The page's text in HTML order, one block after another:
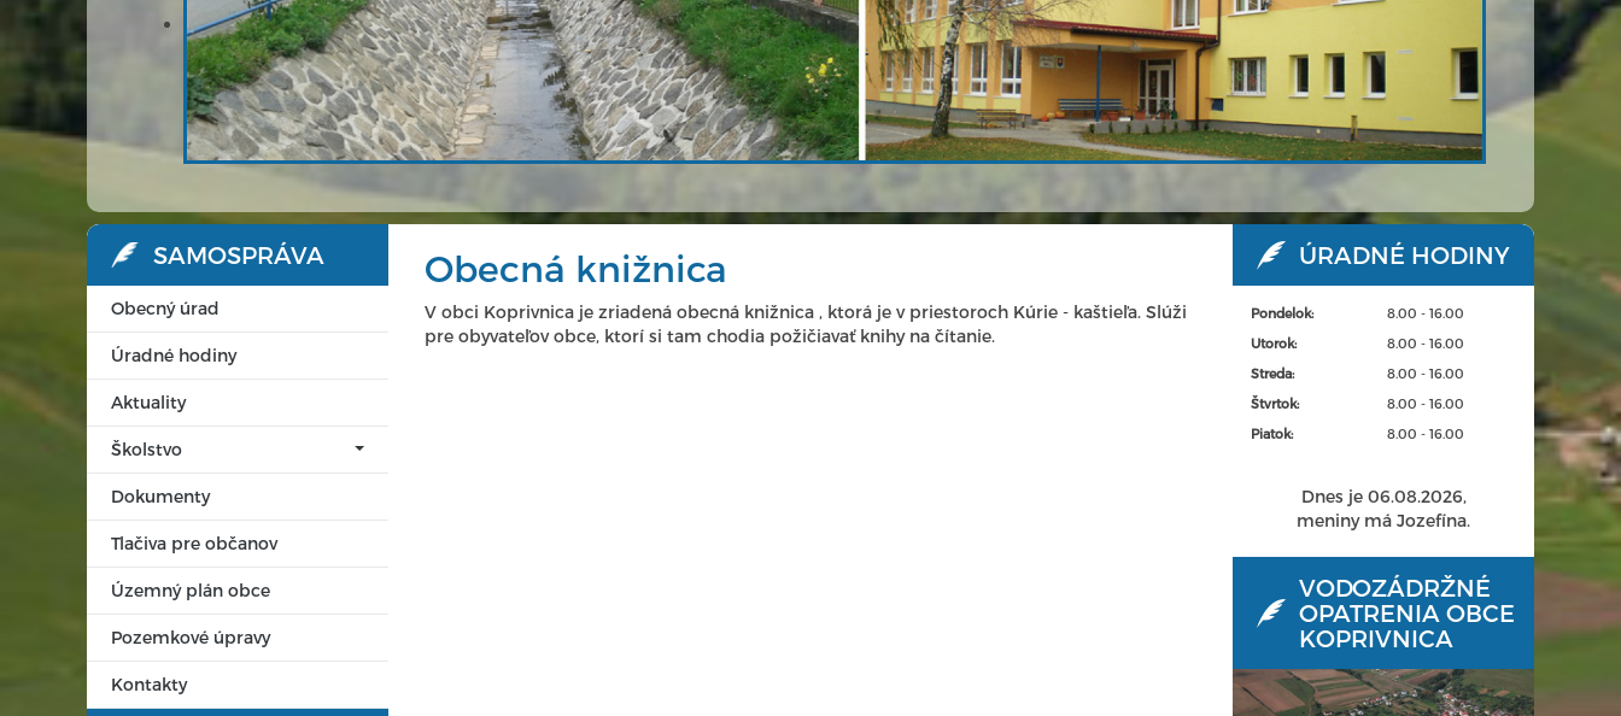
SAMOSPRÁVA
Obecný úrad
Úradné hodiny
Aktuality
Školstvo
Dokumenty
Tlačiva pre občanov
Územný plán obce
Pozemkové úpravy
Kontakty
Obecná knižnica
V obci Koprivnica je zriadená obecná knižnica , ktorá je v priestoroch Kúrie - kaštieľa. Slúži
pre obyvateľov obce, ktorí si tam chodia požičiavať knihy na čítanie.
ÚRADNÉ HODINY
Pondelok:
8.00 - 16.00
Utorok:
8.00 - 16.00
Streda:
8.00 - 16.00
Štvrtok:
8.00 - 16.00
Piatok:
8.00 - 16.00
Dnes je 06.08.2026,
meniny má Jozefína.
VODOZÁDRŽNÉ
OPATRENIA OBCE
KOPRIVNICA